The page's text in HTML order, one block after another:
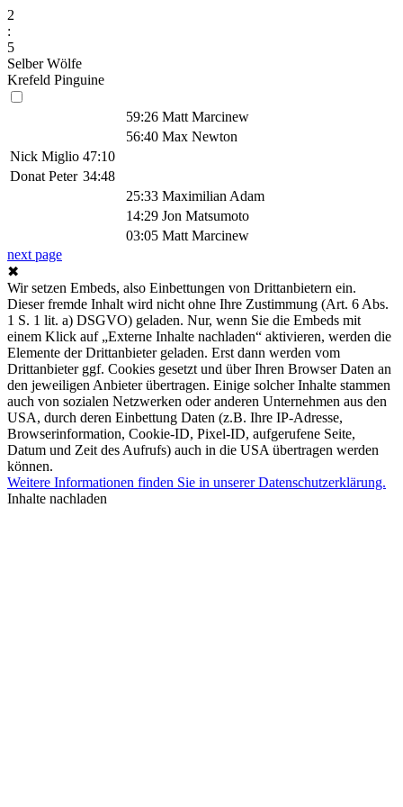
2
:
5
Selber Wölfe
Krefeld Pinguine
59:26 Matt Marcinew
56:40 Max Newton
Nick Miglio 47:10
Donat Peter 34:48
25:33 Maximilian Adam
14:29 Jon Matsumoto
03:05 Matt Marcinew
next page
✖
Wir setzen Embeds, also Einbettungen von Drittanbietern ein.
Dieser fremde Inhalt wird nicht ohne Ihre Zustimmung (Art. 6 Abs.
1 S. 1 lit. a) DSGVO) geladen. Nur, wenn Sie die Embeds mit
einem Klick auf „Externe Inhalte nachladen“ aktivieren, werden die
Elemente der Drittanbieter geladen. Erst dann werden vom
Drittanbieter ggf. Cookies gesetzt und über Ihren Browser Daten an
den jeweiligen Anbieter übertragen. Einige solcher Inhalte stammen
auch von sozialen Netzwerken oder anderen Unternehmen aus den
USA, durch deren Einbettung Daten (z.B. Ihre IP-Adresse,
Browserinformation, Cookie-ID, Pixel-ID, aufgerufene Seite,
Datum und Zeit des Aufrufs) auch in die USA übertragen werden
können.
Weitere Informationen finden Sie in unserer Datenschutzerklärung.
Inhalte nachladen